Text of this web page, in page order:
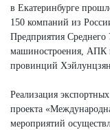
в Екатеринбурге
150 компаний из
Предприятия
машиностроения, АПК
провинций
Реализация
проекта
мероприятий